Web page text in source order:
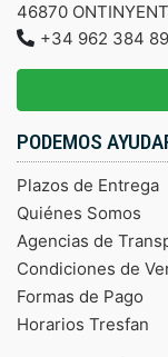
46870
+34 962 384
PODEMOS
Plazos de Entrega
Quiénes Somos
Agencias de
Condiciones de
Formas de Pago
Horarios Tresfan